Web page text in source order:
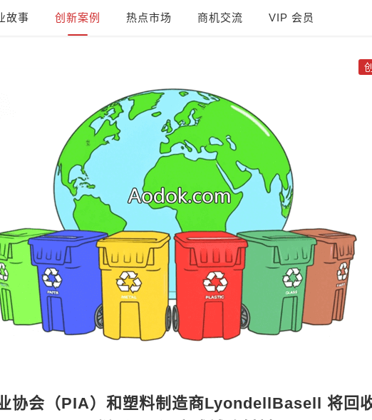
故事 创新案例 热点市场 商机交流 VIP 会员
协会（PIA）和塑料制造商LyondellBasell 将回